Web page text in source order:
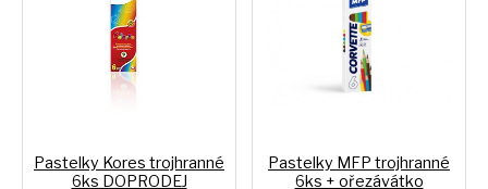
Pastelky Kores trojhranné
6ks DOPRODEJ
Pastelky MFP trojhranné
6ks + ořezávátko